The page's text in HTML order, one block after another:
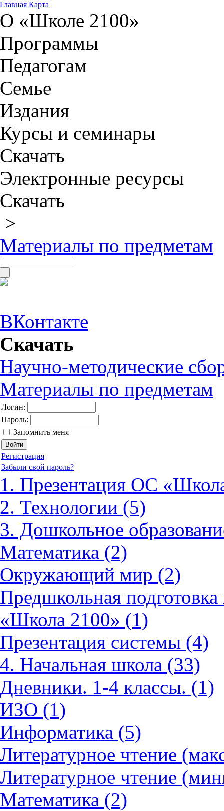
Главная Карта
О «Школе 2100»
Программы
Педагогам
Семье
Издания
Курсы и семинары
Скачать
Электронные ресурсы
Скачать
>
Материалы по предметам
ВКонтакте
Скачать
Научно-методические
Материалы по предметам
Логин:
Пароль:
Запомнить меня
Регистрация
Забыли свой пароль?
1. Презентация ОС
2. Технологии (5)
3. Дошкольное
Математика (2)
Окружающий мир (2)
Предшкольная
«Школа 2100» (1)
Презентация системы (4)
4. Начальная школа (33)
Дневники. 1-4 классы. (1)
ИЗО (1)
Информатика (5)
Литературное чтение
Литературное чтение
Математика (2)